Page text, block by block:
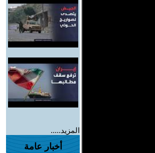
المزيد.....
أخبار عامة